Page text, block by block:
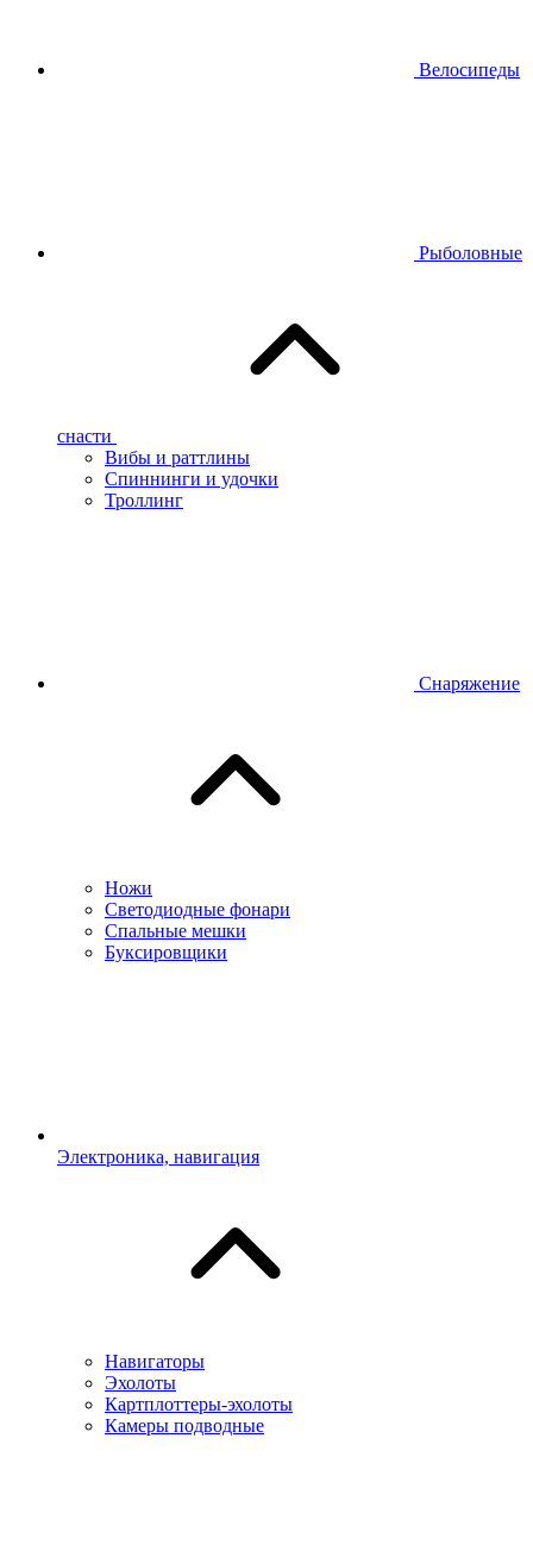
Велосипеды
Рыболовные
снасти
Вибы и раттлины
Спиннинги и удочки
Троллинг
Снаряжение
Ножи
Светодиодные фонари
Спальные мешки
Буксировщики
Электроника, навигация
Навигаторы
Эхолоты
Картплоттеры-эхолоты
Камеры подводные